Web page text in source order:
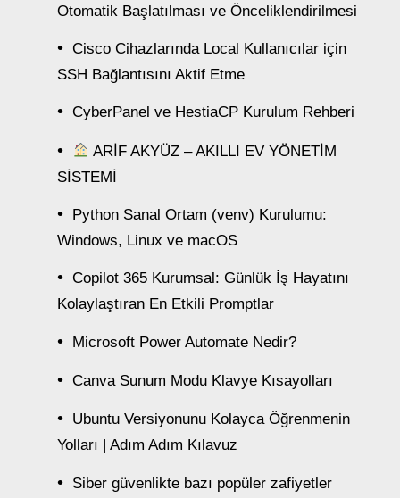
Otomatik Başlatılması ve Önceliklendirilmesi
Cisco Cihazlarında Local Kullanıcılar için
SSH Bağlantısını Aktif Etme
CyberPanel ve HestiaCP Kurulum Rehberi
ARİF AKYÜZ – AKILLI EV YÖNETİM
SİSTEMİ
Python Sanal Ortam (venv) Kurulumu:
Windows, Linux ve macOS
Copilot 365 Kurumsal: Günlük İş Hayatını
Kolaylaştıran En Etkili Promptlar
Microsoft Power Automate Nedir?
Canva Sunum Modu Klavye Kısayolları
Ubuntu Versiyonunu Kolayca Öğrenmenin
Yolları | Adım Adım Kılavuz
Siber güvenlikte bazı popüler zafiyetler